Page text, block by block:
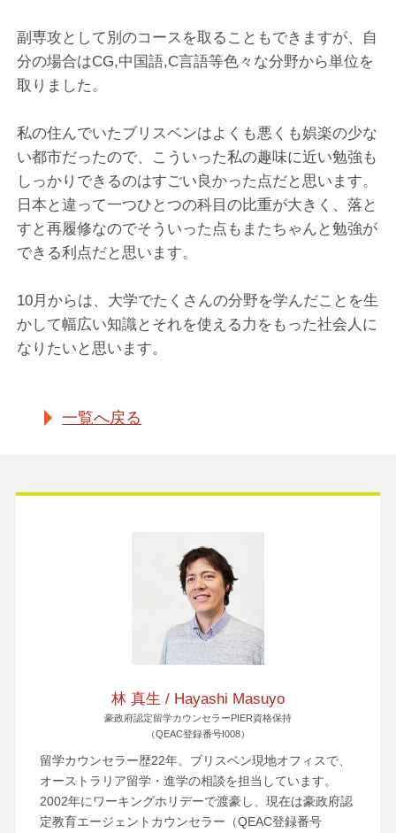
副専攻として別のコースを取ることもできますが、自
分の場合はCG,中国語,C言語等色々な分野から単位を
取りました。
私の住んでいたブリスベンはよくも悪くも娯楽の少な
い都市だったので、こういった私の趣味に近い勉強も
しっかりできるのはすごい良かった点だと思います。
日本と違って一つひとつの科目の比重が大きく、落と
すと再履修なのでそういった点もまたちゃんと勉強が
できる利点だと思います。
10月からは、大学でたくさんの分野を学んだことを生
かして幅広い知識とそれを使える力をもった社会人に
なりたいと思います。
一覧へ戻る
林 真生 / Hayashi Masuyo
豪政府認定留学カウンセラーPIER資格保持
（QEAC登録番号I008）
留学カウンセラー歴22年。ブリスベン現地オフィスで、
オーストラリア留学・進学の相談を担当しています。
2002年にワーキングホリデーで渡豪し、現在は豪政府認
定教育エージェントカウンセラー（QEAC登録番号